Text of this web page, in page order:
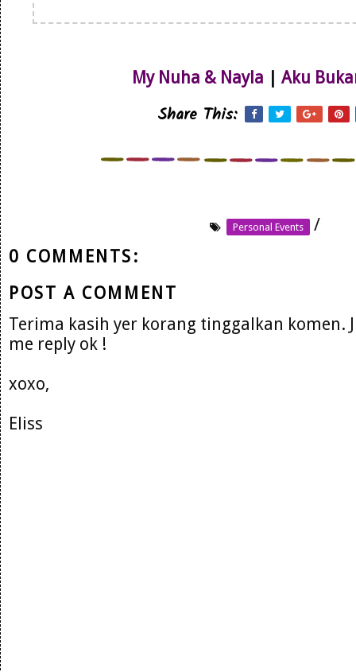
My Nuha & Nayla | Aku
Share This:
Personal Events
/
0 COMMENTS:
POST A COMMENT
Terima kasih yer korang tinggalkan komen.
me reply ok !
xoxo,
Eliss